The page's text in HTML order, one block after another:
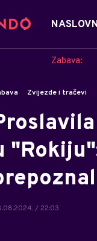
Zabava:
Zvijezde i tračevi
/ 22:03